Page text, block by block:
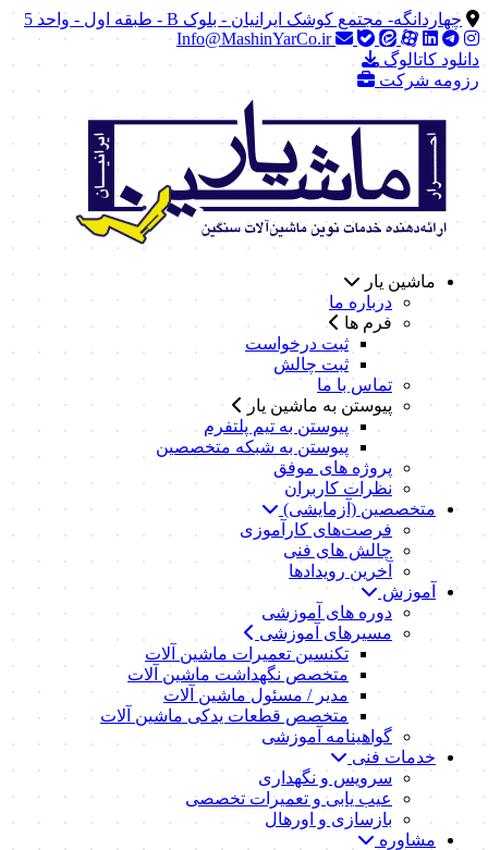
چهاردانگه- مجتمع کوشک ایرانیان - بلوک B - طبقه اول - واحد 5
Info@MashinYarCo.ir
دانلود کاتالوگ
رزومه شرکت
ماشین یار
درباره ما
فرم ها
ثبت درخواست
ثبت چالش
تماس با ما
پیوستن به ماشین یار
پیوستن به تیم پلتفرم
پیوستن به شبکه متخصصین
پروژه های موفق
نظرات کاربران
متخصصین (آزمایشی)
فرصت‌های کارآموزی
چالش های فنی
آخرین رویدادها
آموزش
دوره های آموزشی
مسیرهای آموزشی
تکنسین تعمیرات ماشین آلات
متخصص نگهداشت ماشین آلات
مدیر / مسئول ماشین آلات
متخصص قطعات یدکی ماشین آلات
گواهینامه آموزشی
خدمات فنی
سرویس و نگهداری
عیب یابی و تعمیرات تخصصی
بازسازی و اورهال
مشاوره